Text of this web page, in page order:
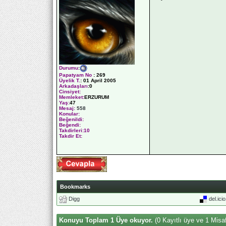
Durumu:
Papatyam No : 269
Üyelik T.: 01 April 2005
Arkadaşları:0
Cinsiyet:
Memleket:ERZURUM
Yaş:47
Mesaj: 558
Konular:
Beğenildi:
Beğendi:
Takdirleri:10
Takdir Et:
Bookmarks
Digg
Konuyu Toplam 1 Üye okuyor. (0 Kayıtlı üye ve 1